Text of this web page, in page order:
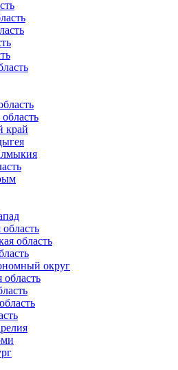
край
область
округ
область